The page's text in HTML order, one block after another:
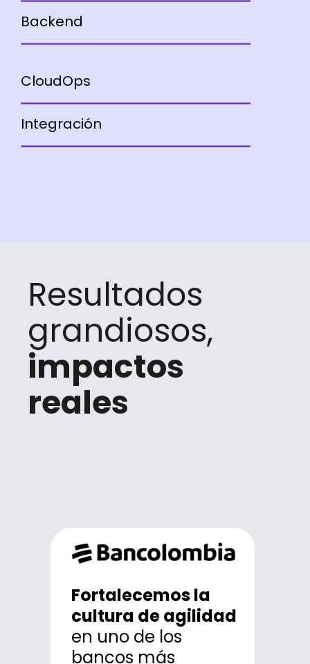
Backend
CloudOps
Integración
Resultados
grandiosos,
impactos
reales
Desarrollamos un
banco 100% digital
con más de 12
millones de
Fortalecemos la
cultura de agilidad
en uno de los
bancos más
Lanzamos la
primera app
bancaria